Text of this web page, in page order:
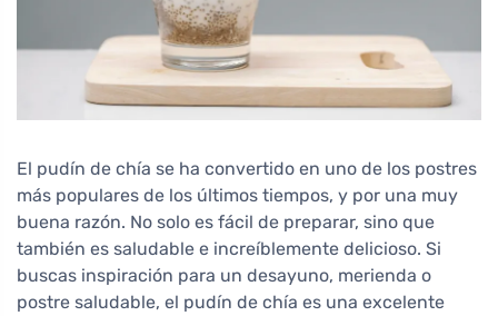
El pudín de chía se ha convertido en uno de los postres
más populares de los últimos tiempos, y por una muy
buena razón. No solo es fácil de preparar, sino que
también es saludable e increíblemente delicioso. Si
buscas inspiración para un desayuno, merienda o
postre saludable, el pudín de chía es una excelente